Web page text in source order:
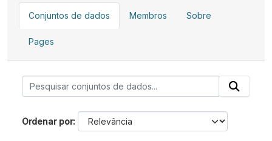
Conjuntos de dados Membros Sobre
Pages
Ordenar por